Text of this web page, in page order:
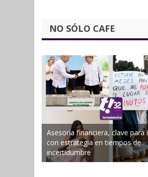
NO SÓLO CAFE
Asesoría financiera, clave para
con estrategia en tiempos de
incertidumbre